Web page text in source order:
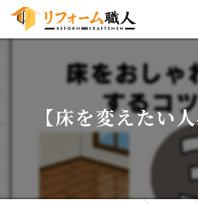
【床を変えたい